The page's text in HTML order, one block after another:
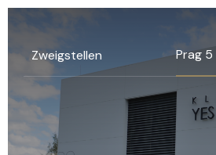
Zweigstellen Prag 5